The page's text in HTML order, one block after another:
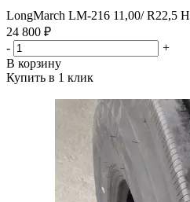
LongMarch LM-216 11,00/ R22,5
24 800 ₽
-
+
В корзину
Купить в 1 клик